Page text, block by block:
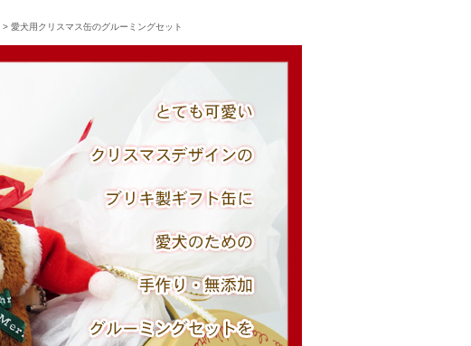
> 愛犬用クリスマス缶のグルーミングセット